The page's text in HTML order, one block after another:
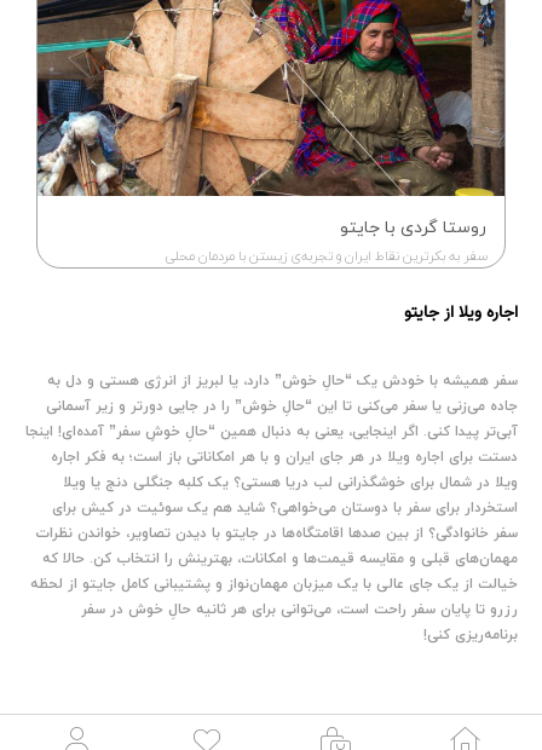
روستا گردی با جایتو
سفر به بکرترین نقاط ایران و تجربه‌ی زیستن با مردمان محلی
اجاره ویلا از جایتو
سفر همیشه با خودش یک “حالِ خوش” دارد، یا لبریز از انرژی هستی و دل به
جاده می‌زنی ‌یا سفر می‌کنی تا این “حالِ خوش” را در جایی دورتر و زیر آسمانی
آبی‌تر پیدا کنی. اگر اینجایی، یعنی به دنبال همین “حالِ خوشِ سفر” آمده‌ای! اینجا
دستت برای اجاره ویلا در هر جای ایران و با هر امکاناتی باز است؛ به فکر اجاره
ویلا در شمال برای خوشگذرانی لب دریا هستی؟ یک کلبه جنگلی دنج یا ویلا
استخردار برای سفر با دوستان می‌خواهی؟ شاید هم یک سوئیت در کیش برای
سفر خانوادگی؟ از بین صدها اقامتگاه‌ها در جایتو با دیدن تصاویر، خواندن نظرات
مهمان‌های قبلی و مقایسه قیمت‌ها و امکانات، بهترینش را انتخاب کن. حالا که
خیالت از یک جای عالی با یک میزبان مهمان‌نواز و پشتیبانی کامل جایتو از لحظه
رزرو تا پایان سفر راحت است، می‌توانی برای هر ثانیه حالِ خوش در سفر
برنامه‌ریزی کنی!